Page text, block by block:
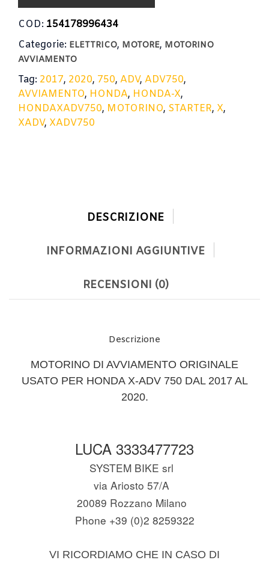
750
2017-
/
STARTER
COD: 154178996434
Categorie: ELETTRICO, MOTORE, MOTORINO
AVVIAMENTO
Tag: 2017, 2020, 750, ADV, ADV750,
AVVIAMENTO, HONDA, HONDA-X,
HONDAXADV750, MOTORINO, STARTER, X,
XADV, XADV750
DESCRIZIONE
INFORMAZIONI AGGIUNTIVE
RECENSIONI (0)
Descrizione
MOTORINO DI AVVIAMENTO ORIGINALE
USATO PER HONDA X-ADV 750 DAL 2017 AL
2020.
LUCA 3333477723
SYSTEM BIKE srl
via Ariosto 57/A
20089 Rozzano Milano
Phone +39 (0)2 8259322
VI RICORDIAMO CHE IN CASO DI